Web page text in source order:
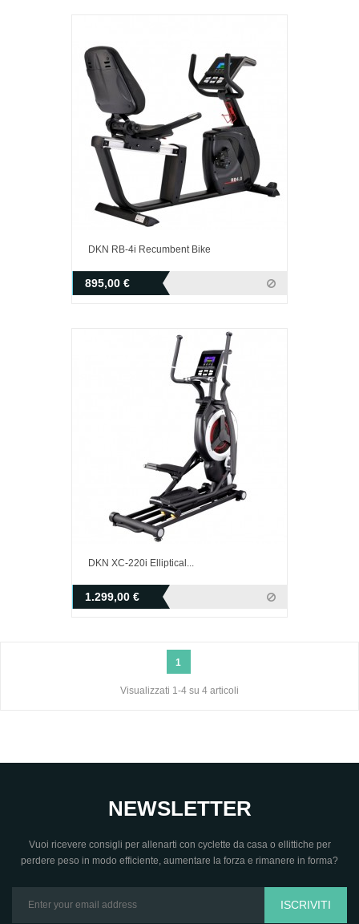
DKN RB-4i Recumbent Bike
895,00 €
DKN XC-220i Elliptical...
1.299,00 €
1
Visualizzati 1-4 su 4 articoli
NEWSLETTER
Vuoi ricevere consigli per allenarti con cyclette da casa o ellittiche per
perdere peso in modo efficiente, aumentare la forza e rimanere in forma?
ISCRIVITI